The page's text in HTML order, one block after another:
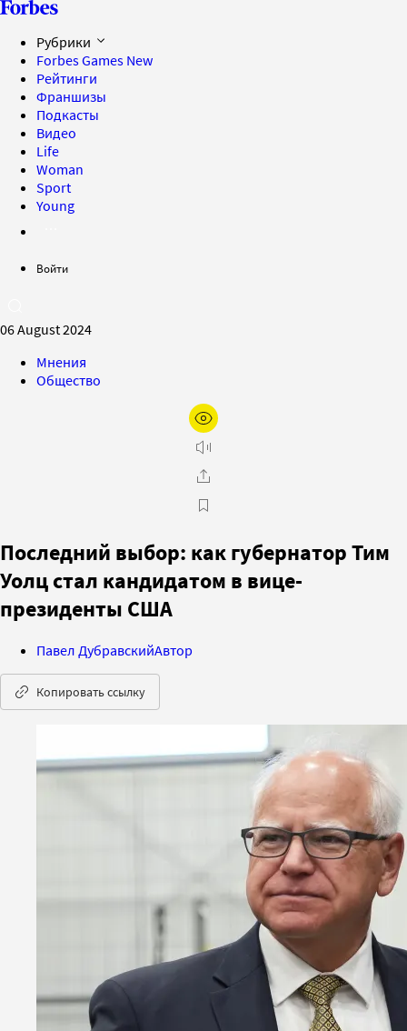
Рубрики
Forbes Games New
Рейтинги
Франшизы
Подкасты
Видео
Life
Woman
Sport
Young
Войти
06 August 2024
Мнения
Общество
Последний выбор: как губернатор Тим
Уолц стал кандидатом в вице-
президенты США
Павел ДубравскийАвтор
Копировать ссылку